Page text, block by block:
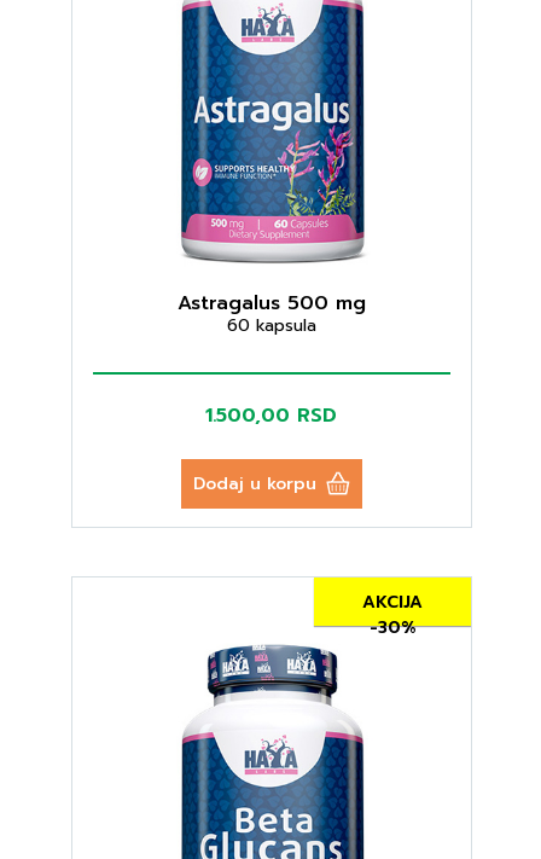
Astragalus 500 mg
60 kapsula
1.500,00 RSD
Dodaj u korpu
AKCIJA
-30%